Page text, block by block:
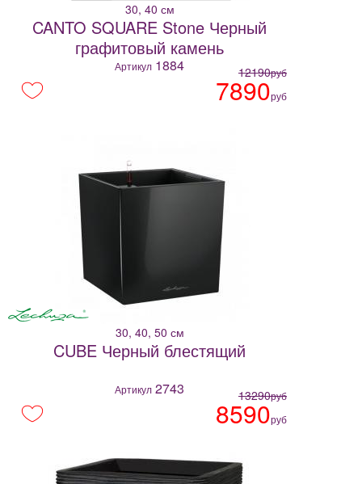
30, 40 см
CANTO SQUARE Stone Черный
графитовый камень
Артикул 1884 12190руб
7890руб
30, 40, 50 см
CUBE Черный блестящий
Артикул 2743 13290руб
8590руб